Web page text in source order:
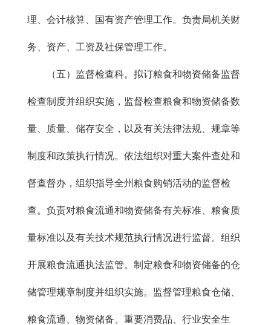
理、会计核算、国有资产管理工作。负责局机关财
务、资产、工资及社保管理工作。
（五）监督检查科。拟订粮食和物资储备监督
检查制度并组织实施，监督检查粮食和物资储备数
量、质量、储存安全，以及有关法律法规、规章等
制度和政策执行情况。依法组织对重大案件查处和
督查督办，组织指导全州粮食购销活动的监督检
查。负责对粮食流通和物资储备有关标准、粮食质
量标准以及有关技术规范执行情况进行监督。组织
开展粮食流通执法监管。制定粮食和物资储备的仓
储管理规章制度并组织实施。监督管理粮食仓储、
粮食流通、物资储备、重要消费品、行业安全生